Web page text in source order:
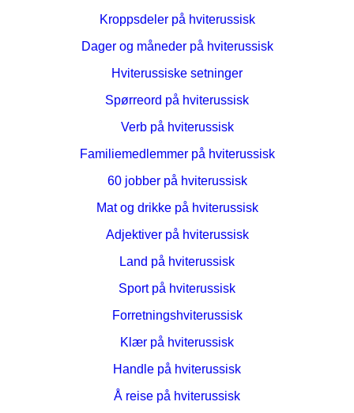
Kroppsdeler på hviterussisk
Dager og måneder på hviterussisk
Hviterussiske setninger
Spørreord på hviterussisk
Verb på hviterussisk
Familiemedlemmer på hviterussisk
60 jobber på hviterussisk
Mat og drikke på hviterussisk
Adjektiver på hviterussisk
Land på hviterussisk
Sport på hviterussisk
Forretningshviterussisk
Klær på hviterussisk
Handle på hviterussisk
Å reise på hviterussisk